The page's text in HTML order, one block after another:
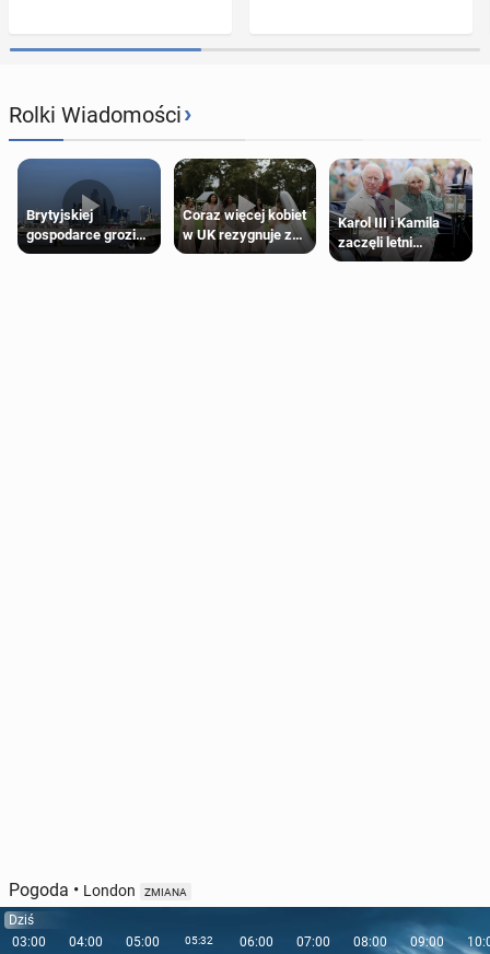
Rolki Wiadomości›
Brytyjskiej
gospodarce grozi
recesja, jeśli
Coraz więcej kobiet
w UK rezygnuje z
roli druhny na
Karol III i Kamila
zaczęli letni
odpoczynek po
Pogoda • London ZMIANA
Dziś
03:00
04:00 05:00 05:32 06:00 07:00 08:00 09:00